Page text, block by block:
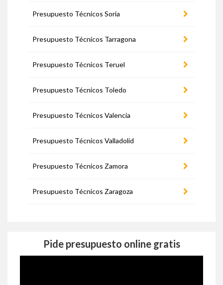
Presupuesto Técnicos Soria
Presupuesto Técnicos Tarragona
Presupuesto Técnicos Teruel
Presupuesto Técnicos Toledo
Presupuesto Técnicos Valencia
Presupuesto Técnicos Valladolid
Presupuesto Técnicos Zamora
Presupuesto Técnicos Zaragoza
Pide presupuesto online gratis